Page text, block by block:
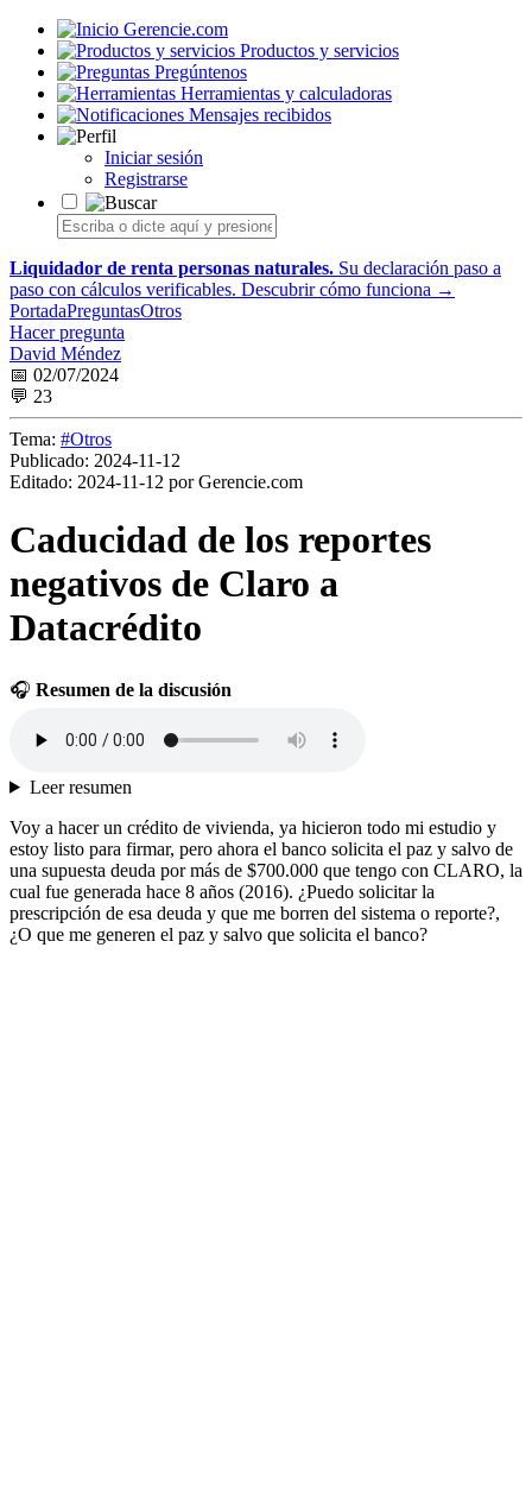
Gerencie.com
Productos y servicios
Pregúntenos
Herramientas y calculadoras
Mensajes recibidos
Iniciar sesión
Registrarse
Liquidador de renta personas naturales. Su declaración paso a
paso con cálculos verificables. Descubrir cómo funciona →
PortadaPreguntasOtros
Hacer pregunta
David Méndez
📅 02/07/2024
💬 23
Tema: #Otros
Publicado: 2024-11-12
Editado: 2024-11-12 por Gerencie.com
Caducidad de los reportes
negativos de Claro a
Datacrédito
🎧 Resumen de la discusión
Leer resumen
Voy a hacer un crédito de vivienda, ya hicieron todo mi estudio y
estoy listo para firmar, pero ahora el banco solicita el paz y salvo de
una supuesta deuda por más de $700.000 que tengo con CLARO, la
cual fue generada hace 8 años (2016). ¿Puedo solicitar la
prescripción de esa deuda y que me borren del sistema o reporte?,
¿O que me generen el paz y salvo que solicita el banco?